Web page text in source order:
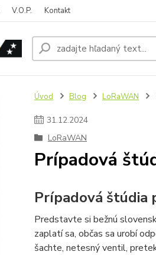
V.O.P. Kontakt
Úvod Blog LoRaWAN
31.12.2024
LoRaWAN
Prípadová
Prípadová štúdia
Predstavte si bežnú
zaplatí sa, občas sa urobí
šachte, netesný ventil,